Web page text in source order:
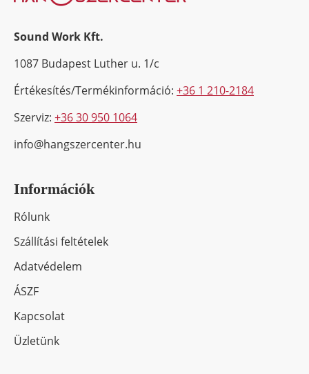
Sound Work Kft.
1087 Budapest Luther u. 1/c
Értékesítés/Termékinformáció: +36 1 210-2184
Szerviz: +36 30 950 1064
info@hangszercenter.hu
Információk
Rólunk
Szállítási feltételek
Adatvédelem
ÁSZF
Kapcsolat
Üzletünk